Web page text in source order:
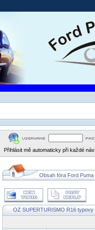
Přihlásit mě automaticky při každé
Obsah fóra Ford Puma
OZ SUPERTURISMO R16 typovy